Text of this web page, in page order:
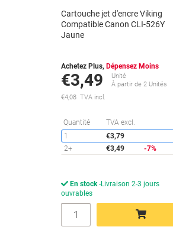
Cartouche jet d'encre Viking
Compatible Canon CLI-526Y
Jaune
Achetez Plus, Dépensez Moins
€3,49
Unité
À partir de 2 Unités
€4,08 TVA incl.
Quantité TVA excl.
1
€3,79
2+
€3,49 -7%
En stock Livraison 2-3 jours
ouvrables
Quantité